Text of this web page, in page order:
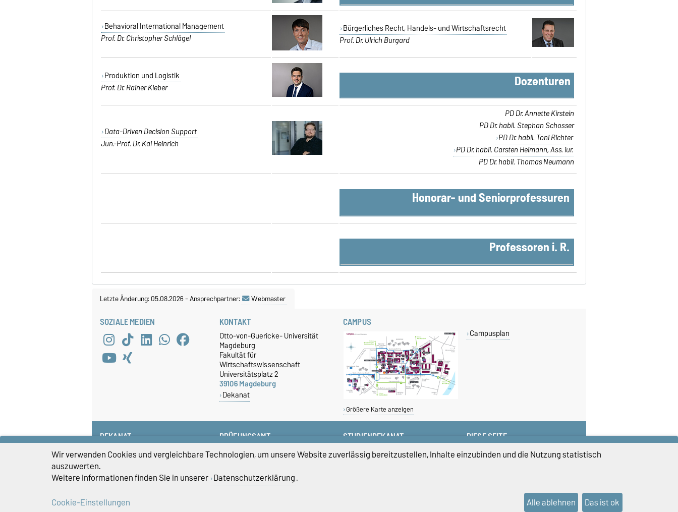
Behavioral International Management
Prof. Dr. Christopher Schlägel
Bürgerliches Recht, Handels- und Wirtschaftsrecht
Prof. Dr. Ulrich Burgard
Produktion und Logistik
Prof. Dr. Rainer Kleber
Dozenturen
Data-Driven Decision Support
Jun.-Prof. Dr. Kai Heinrich
PD Dr. Annette Kirstein
PD Dr. habil. Stephan Schosser
PD Dr. habil. Toni Richter
PD Dr. habil. Carsten Heimann, Ass. iur.
PD Dr. habil. Thomas Neumann
Honorar- und Seniorprofessuren
Professoren i. R.
Letzte Änderung: 05.08.2026-Ansprechpartner: Webmaster
SOZIALE MEDIEN KONTAKT
Otto-von-Guericke- Universität
Magdeburg
Fakultät für
Wirtschaftswissenschaft
Universitätsplatz 2
39106 Magdeburg
Dekanat
CAMPUS
Größere Karte anzeigen
Campusplan
DEKANAT
+49 391 67-58585
fww-dekanat@ovgu.de
PRÜFUNGSAMT
+49 391 67-58423
+49 391 67-58422
+49 391 67-58421
pruefungsamt-ww@ovgu.de
STUDIENDEKANAT
studiendekan-fww@ovgu.de
DIESE SEITE
Vorlesen
Wir verwenden Cookies und vergleichbare Technologien, um unsere Website zuverlässig bereitzustellen, Inhalte einzubinden und die Nutzung statistisch
auszuwerten.
Weitere Informationen finden Sie in unserer Datenschutzerklärung.
Cookie-Einstellungen
Alle ablehnen Das ist ok